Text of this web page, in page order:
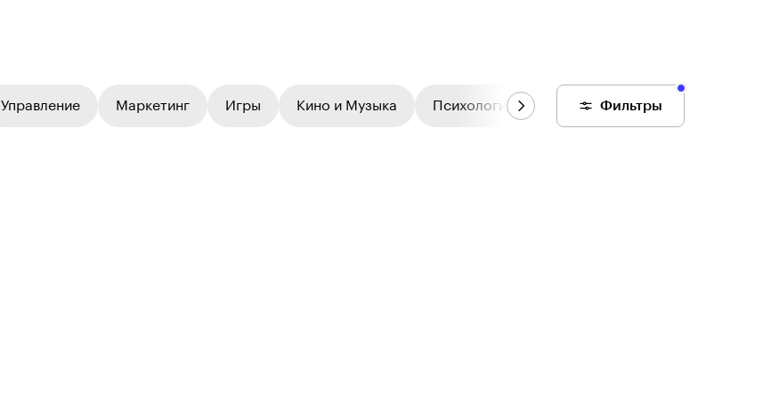
Фильтры
Управление Маркетинг Игры Кино и Музыка Психология Цифровой колледж